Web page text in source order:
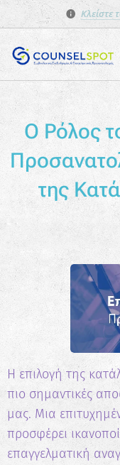
Ο Ρόλος
της
Η επιλογή της
πιο σημαντικές
μας. Μια
προσφέρει
επαγγελματική